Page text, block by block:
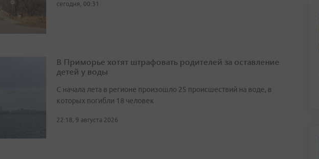
сегодня, 00:31
В Приморье хотят штрафовать родителей за оставление
детей у воды
С начала лета в регионе произошло 25 происшествий на воде, в
которых погибли 18 человек
22:18, 9 августа 2026